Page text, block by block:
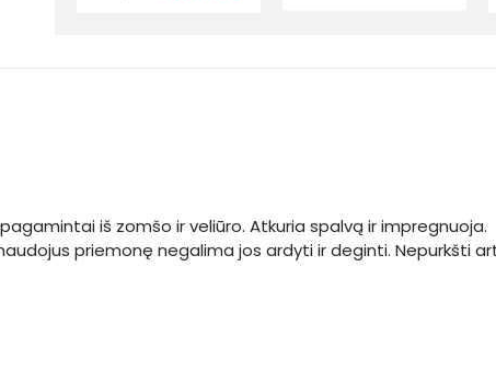
iš zomšo ir veliūro. Atkuria spalvą ir impregnuoja.
priemonę negalima jos ardyti ir deginti. Nepurkšti